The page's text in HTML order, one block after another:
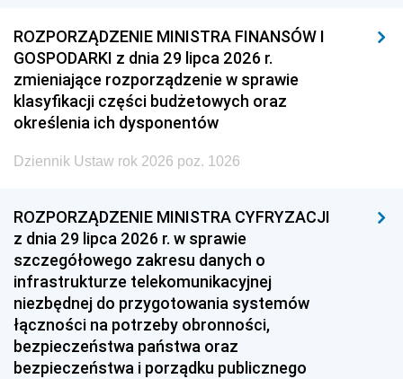
ROZPORZĄDZENIE MINISTRA FINANSÓW I
GOSPODARKI z dnia 29 lipca 2026 r.
zmieniające rozporządzenie w sprawie
klasyfikacji części budżetowych oraz
określenia ich dysponentów
Dziennik Ustaw rok 2026 poz. 1026
ROZPORZĄDZENIE MINISTRA CYFRYZACJI
z dnia 29 lipca 2026 r. w sprawie
szczegółowego zakresu danych o
infrastrukturze telekomunikacyjnej
niezbędnej do przygotowania systemów
łączności na potrzeby obronności,
bezpieczeństwa państwa oraz
bezpieczeństwa i porządku publicznego